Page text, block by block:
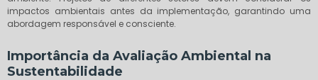
impactos ambientais antes da implementação, garantindo uma
abordagem responsável e consciente.
Importância da Avaliação Ambiental na
Sustentabilidade